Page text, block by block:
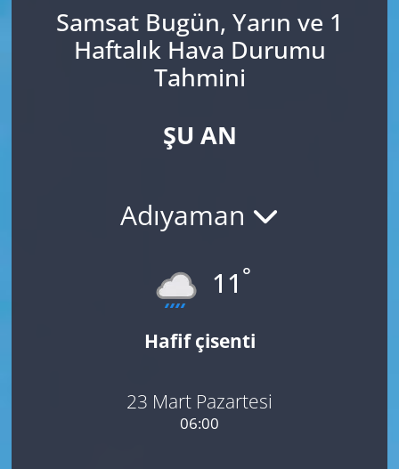
Samsat Bugün, Yarın ve 1
Haftalık Hava Durumu
Tahmini
ŞU AN
Adıyaman
11 °
Hafif çisenti
23 Mart Pazartesi
06:00
ÇEVRE
KÜLTÜR SANAT
Süper Lig Puan Durumu ve Fikstür
Tüm Manşetler